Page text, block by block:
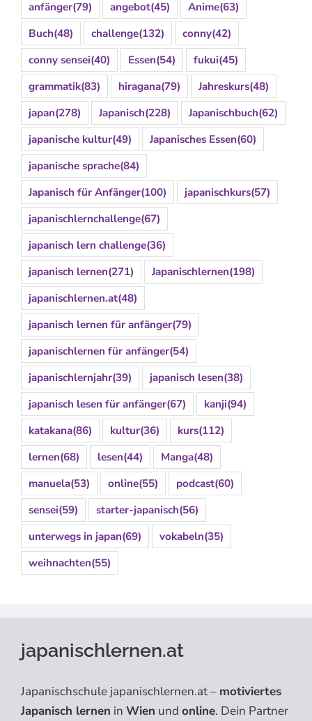
anfänger(79) angebot(45) Anime(63)
Buch(48) challenge(132) conny(42)
conny sensei(40) Essen(54) fukui(45)
grammatik(83) hiragana(79) Jahreskurs(48)
japan(278) Japanisch(228) Japanischbuch(62)
japanische kultur(49) Japanisches Essen(60)
japanische sprache(84)
Japanisch für Anfänger(100) japanischkurs(57)
japanischlernchallenge(67)
japanisch lern challenge(36)
japanisch lernen(271) Japanischlernen(198)
japanischlernen.at(48)
japanisch lernen für anfänger(79)
japanischlernen für anfänger(54)
japanischlernjahr(39) japanisch lesen(38)
japanisch lesen für anfänger(67) kanji(94)
katakana(86) kultur(36) kurs(112)
lernen(68) lesen(44) Manga(48)
manuela(53) online(55) podcast(60)
sensei(59) starter-japanisch(56)
unterwegs in japan(69) vokabeln(35)
weihnachten(55)
japanischlernen.at
Japanischschule japanischlernen.at – motiviertes
Japanisch lernen in Wien und online. Dein Partner